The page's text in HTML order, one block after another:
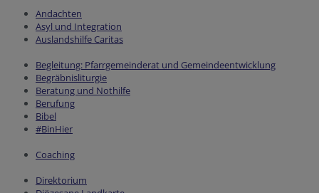
Andachten
Asyl und Integration
Auslandshilfe Caritas
Begleitung: Pfarrgemeinderat und Gemeindeentwicklung
Begräbnisliturgie
Beratung und Nothilfe
Berufung
Bibel
#BinHier
Coaching
Direktorium